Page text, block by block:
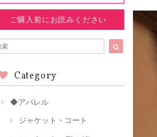
ご購入前にお読みください
Category
◆アパレル
ジャケット・コート